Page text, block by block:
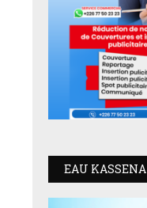
EAU KASSENA